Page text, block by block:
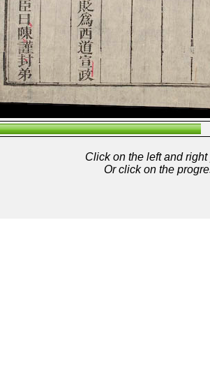
Click on the left and
Or click on the